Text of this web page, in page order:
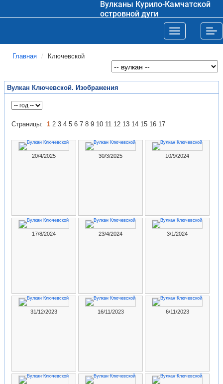
Вулканы Курило-Камчатской
островной дуги
Toggle
Главная Ключевской
Вулкан Ключевской. Изображения
Страницы: 1 2 3 4 5 6 7 8 9 10 11 12 13 14 15 16 17
20/4/2025 30/3/2025 10/9/2024
17/8/2024 23/4/2024 3/1/2024
31/12/2023 16/11/2023 6/11/2023